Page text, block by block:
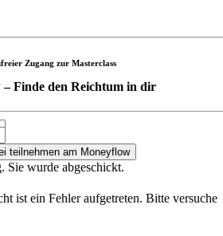
Zugang zur Masterclass
– Finde den Reichtum in dir
teilnehmen am Moneyflow
Sie wurde abgeschickt.
ist ein Fehler aufgetreten. Bitte versuche